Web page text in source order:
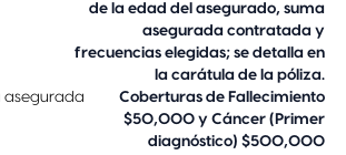
de la edad del asegurado, suma
asegurada contratada y
frecuencias elegidas; se detalla en
la carátula de la póliza.
asegurada
Coberturas de Fallecimiento
$50,000 y Cáncer (Primer
diagnóstico) $500,000